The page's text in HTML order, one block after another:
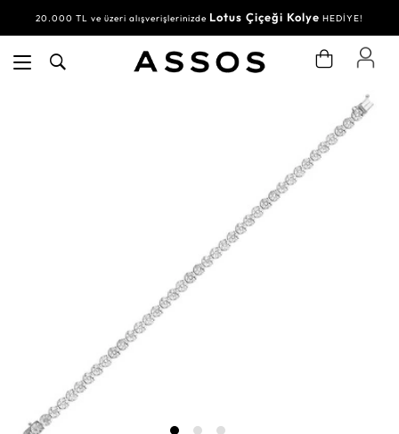
20.000 TL ve üzeri alışverişlerinizde Lotus Çiçeği Kolye HEDİYE!